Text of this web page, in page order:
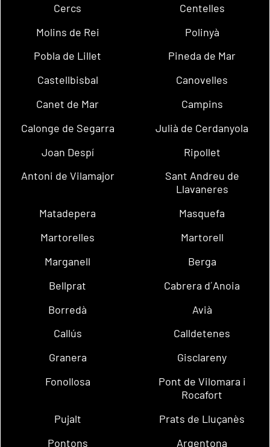
Cercs
Centelles
Molins de Rei
Polinyà
Pobla de Lillet
Pineda de Mar
Castellbisbal
Canovelles
Canet de Mar
Campins
Calonge de Segarra
Julià de Cerdanyola
Joan Despí
Ripollet
Antoni de Vilamajor
Sant Andreu de
Llavaneres
Matadepera
Masquefa
Martorelles
Martorell
Marganell
Berga
Bellprat
Cabrera d´Anoia
Borredà
Avià
Callús
Calldetenes
Granera
Gisclareny
Fonollosa
Pont de Vilomara i
Rocafort
Pujalt
Prats de Lluçanès
Pontons
Argentona